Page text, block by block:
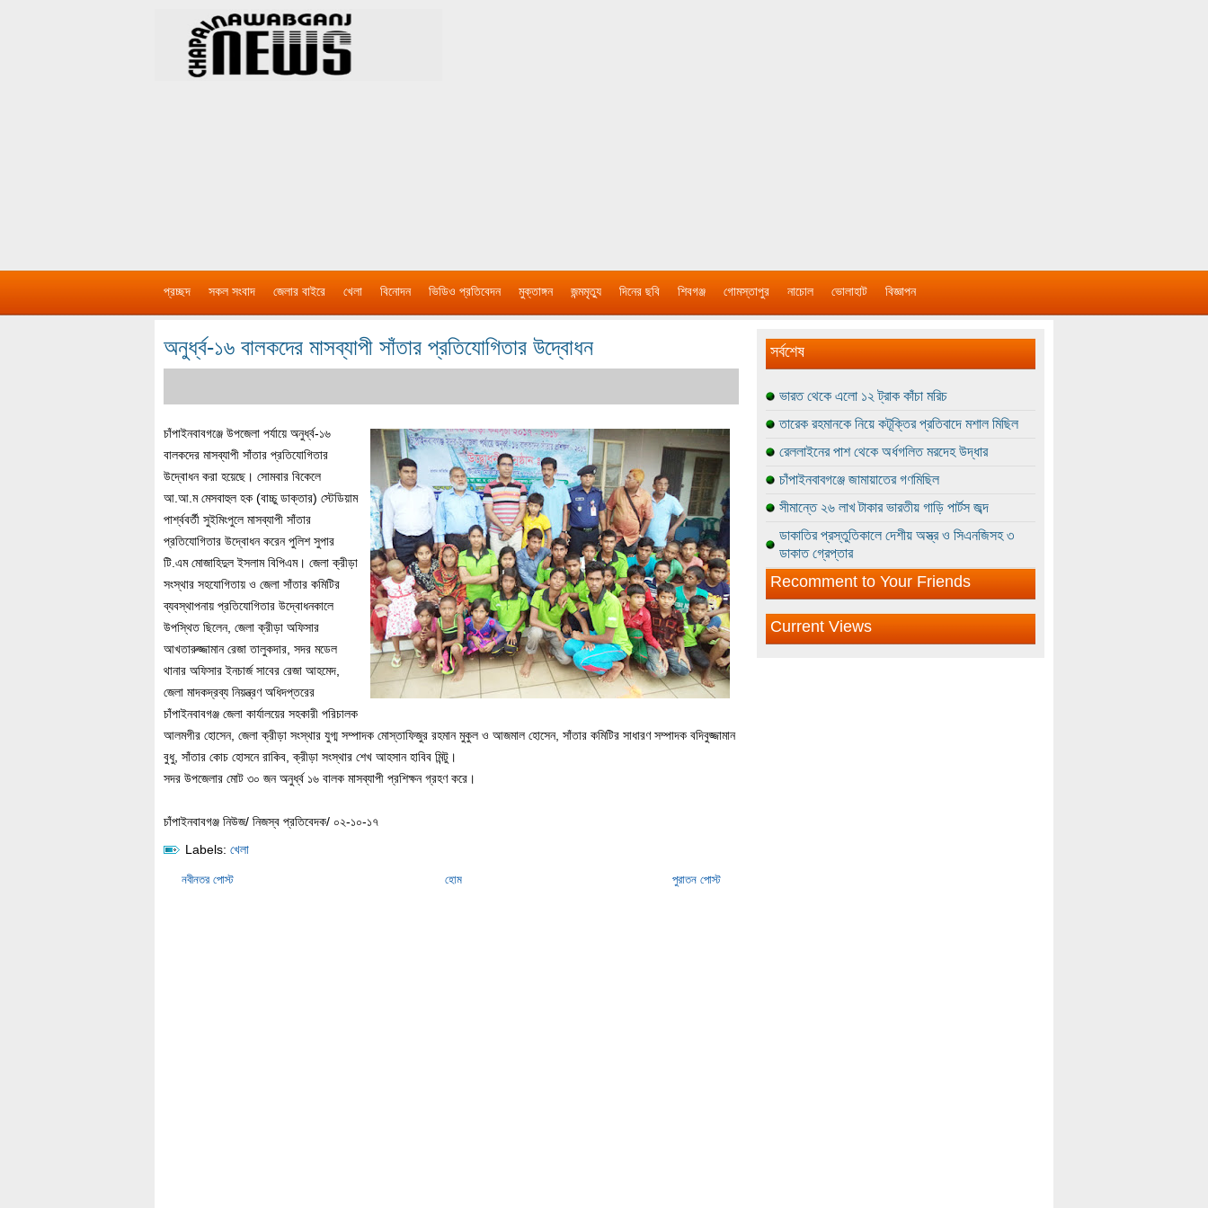
প্রচ্ছদ সকল সংবাদ জেলার বাইরে খেলা বিনোদন ভিডিও প্রতিবেদন মুক্তাঙ্গন জন্মমৃত্যু দিনের ছবি শিবগঞ্জ গোমস্তাপুর নাচোল ভোলাহাট বিজ্ঞাপন
অনুর্ধ্ব-১৬ বালকদের মাসব্যাপী সাঁতার প্রতিযোগিতার উদ্বোধন
চাঁপাইনবাবগঞ্জে উপজেলা পর্যায়ে অনুর্ধ্ব-১৬
বালকদের মাসব্যাপী সাঁতার প্রতিযোগিতার
উদ্বোধন করা হয়েছে। সোমবার বিকেলে
আ.আ.ম মেসবাহুল হক (বাচ্চু ডাক্তার) স্টেডিয়াম
পার্শ্ববর্তী সুইমিংপুলে মাসব্যাপী সাঁতার
প্রতিযোগিতার উদ্বোধন করেন পুলিশ সুপার
টি.এম মোজাহিদুল ইসলাম বিপিএম। জেলা ক্রীড়া
সংস্থার সহযোগিতায় ও জেলা সাঁতার কমিটির
ব্যবস্থাপনায় প্রতিযোগিতার উদ্বোধনকালে
উপস্থিত ছিলেন, জেলা ক্রীড়া অফিসার
আখতারুজ্জামান রেজা তালুকদার, সদর মডেল
থানার অফিসার ইনচার্জ সাবের রেজা আহমেদ,
জেলা মাদকদ্রব্য নিয়ন্ত্রণ অধিদপ্তরের
চাঁপাইনবাবগঞ্জ জেলা কার্যালয়ের সহকারী পরিচালক
আলমগীর হোসেন, জেলা ক্রীড়া সংস্থার যুগ্ম সম্পাদক মোস্তাফিজুর রহমান মুকুল ও আজমাল হোসেন, সাঁতার কমিটির সাধারণ সম্পাদক বদিবুজ্জামান
বুধু, সাঁতার কোচ হোসনে রাকিব, ক্রীড়া সংস্থার শেখ আহসান হাবিব মিন্টু।
সদর উপজেলার মোট ৩০ জন অনুর্ধ্ব ১৬ বালক মাসব্যাপী প্রশিক্ষন গ্রহণ করে।
চাঁপাইনবাবগঞ্জ নিউজ/ নিজস্ব প্রতিবেদক/ ০২-১০-১৭
Labels: খেলা
নবীনতর পোস্ট পুরাতন পোস্ট
হোম
সর্বশেষ
ভারত থেকে এলো ১২ ট্রাক কাঁচা মরিচ
তারেক রহমানকে নিয়ে কটূক্তির প্রতিবাদে মশাল মিছিল
রেললাইনের পাশ থেকে অর্ধগলিত মরদেহ উদ্ধার
চাঁপাইনবাবগঞ্জে জামায়াতের গণমিছিল
সীমান্তে ২৬ লাখ টাকার ভারতীয় গাড়ি পার্টস জব্দ
ডাকাতির প্রস্তুতিকালে দেশীয় অস্ত্র ও সিএনজিসহ ৩
ডাকাত গ্রেপ্তার
Recomment to Your Friends
Current Views